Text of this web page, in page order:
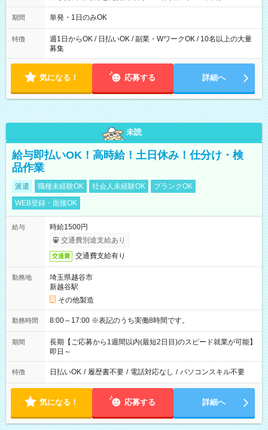
～21：00
期間 単発・1日のみOK
特徴
週1日からOK / 日払いOK / 副業・WワークOK / 10名以上の大量
募集
気になる！ 応募する 詳細へ
未読
給与即払いOK！高時給！土日休み！仕分け・検
品作業
派遣 職種未経験OK 社会人未経験OK
ブランクOK
WEB登録・面接OK
給与
時給1500円
交通費別途支給あり
交通費 交通費支給有り
勤務地
埼玉県越谷市
新越谷駅
その他製造
勤務時間 8:00～17:00 ※表記のうち実働8時間です。
期間
長期【ご応募から1週間以内(最短2日目)のスピード就業が可能】
即日～
特徴 日払いOK / 履歴書不要 / 電話対応なし / パソコンスキル不要
気になる！ 応募する 詳細へ